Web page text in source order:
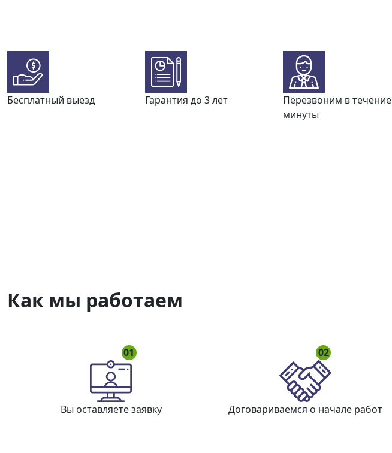
Бесплатный выезд Гарантия до 3 лет
Перезвоним в течение
минуты
Как мы работаем
01
Вы оставляете заявку
02
Договариваемся о начале работ